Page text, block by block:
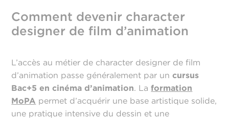
Comment devenir character
designer de film d’animation
L’accès au métier de character designer de film
d’animation passe généralement par uncursus
Bac+5 en cinéma d’animation. Laformation
MoPA permet d’acquérir une base artistique solide,
une pratique intensive du dessin et une